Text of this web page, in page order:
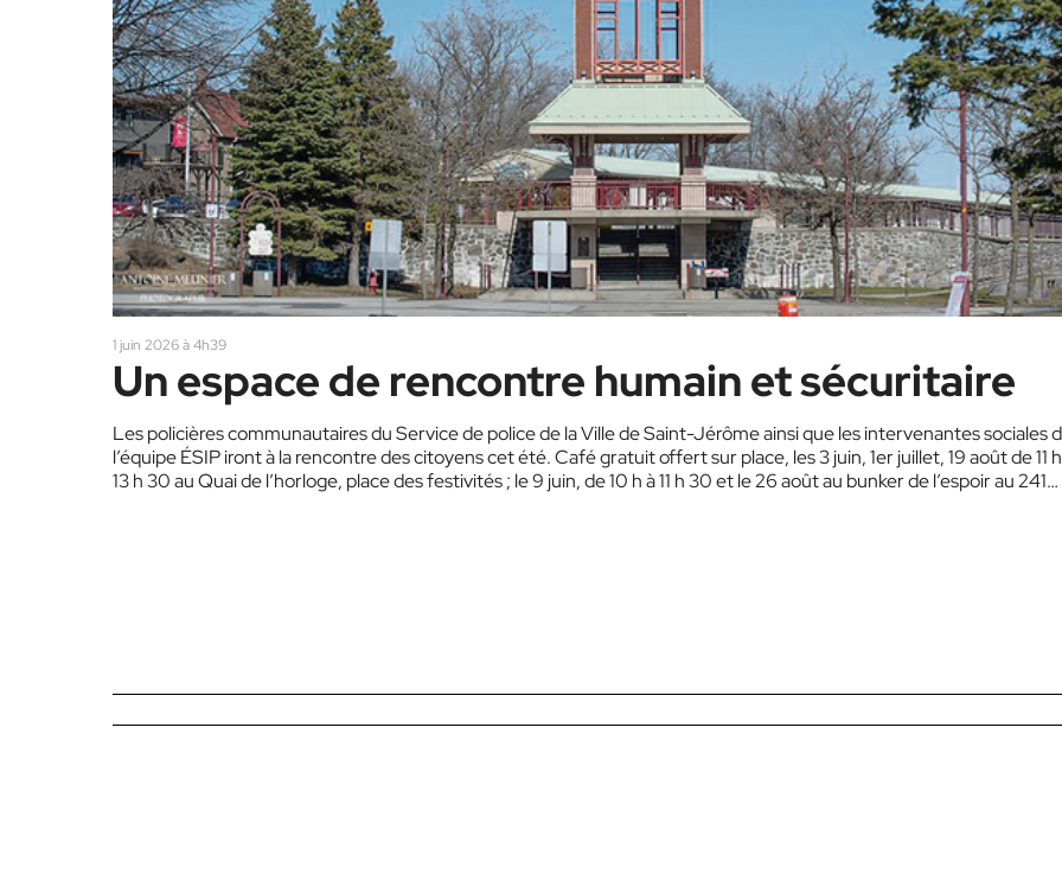
1 juin 2026 à 4h39
Un espace de rencontre humain et sécuritaire
Les policières communautaires du Service de police de la Ville de Saint-Jérôme ainsi que les intervenantes sociales
l’équipe ÉSIP iront à la rencontre des citoyens cet été. Café gratuit offert sur place, les 3 juin, 1er juillet, 19 août de 11
13 h 30 au Quai de l’horloge, place des festivités ; le 9 juin, de 10 h à 11 h 30 et le 26 août au bunker de l’espoir au 241…